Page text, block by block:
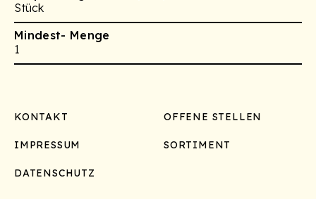
Stück
Mindest- Menge
1
Footer
KONTAKT OFFENE STELLEN
IMPRESSUM SORTIMENT
DATENSCHUTZ